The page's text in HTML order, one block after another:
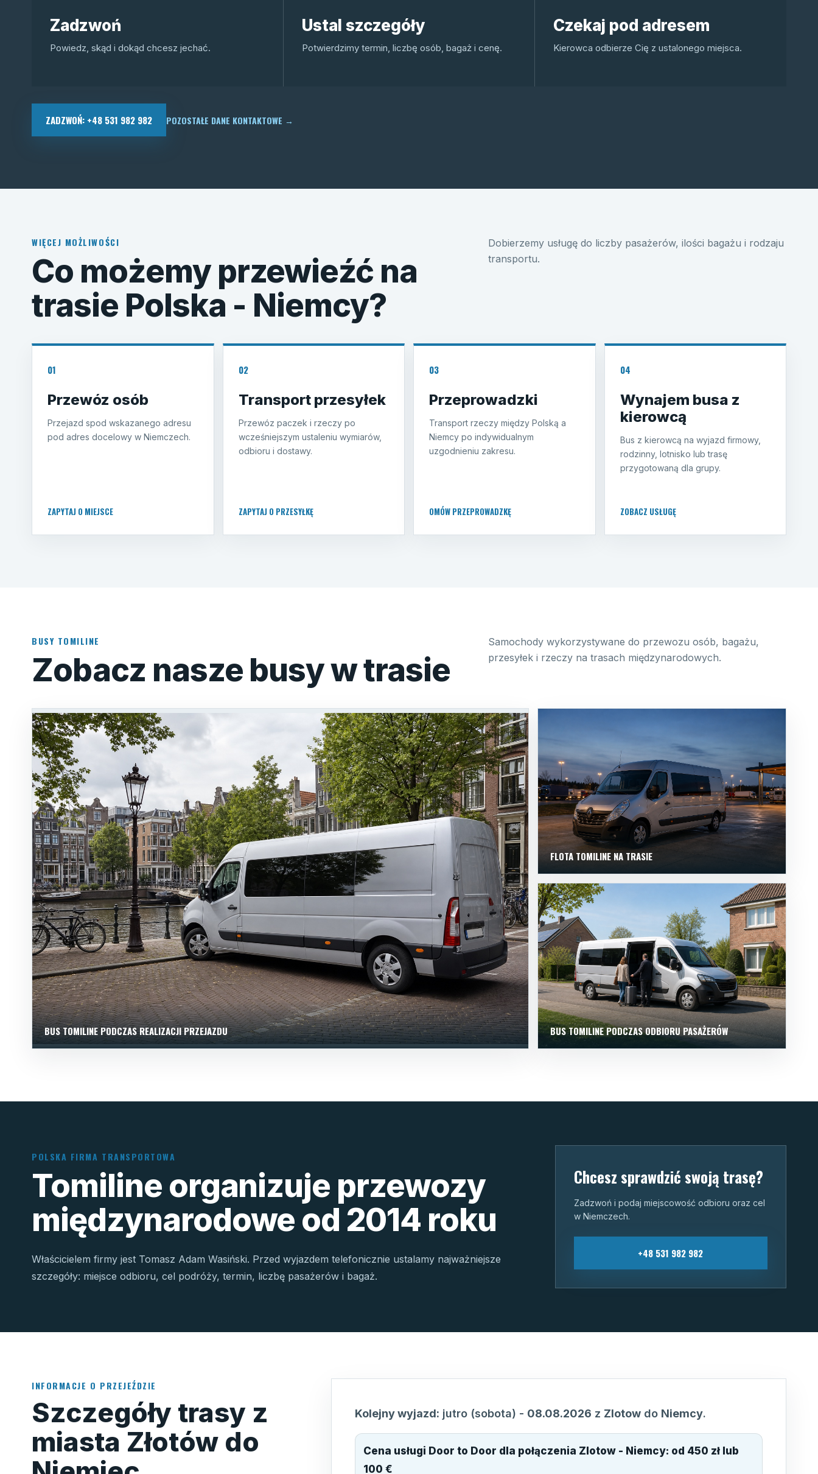
Zadzwoń
Powiedz, skąd i dokąd chcesz jechać.
Ustal szczegóły
Potwierdzimy termin, liczbę osób, bagaż i cenę.
Czekaj pod adresem
Kierowca odbierze Cię z ustalonego miejsca.
ZADZWOŃ: +48 531 982 982 POZOSTAŁE DANE KONTAKTOWE →
WIĘCEJ MOŻLIWOŚCI
Co możemy przewieźć na
trasie Polska - Niemcy?
Dobierzemy usługę do liczby pasażerów, ilości bagażu i rodzaju
transportu.
01
Przewóz osób
Przejazd spod wskazanego adresu
pod adres docelowy w Niemczech.
ZAPYTAJ O MIEJSCE
02
Transport przesyłek
Przewóz paczek i rzeczy po
wcześniejszym ustaleniu wymiarów,
odbioru i dostawy.
ZAPYTAJ O PRZESYŁKĘ
03
Przeprowadzki
Transport rzeczy między Polską a
Niemcy po indywidualnym
uzgodnieniu zakresu.
OMÓW PRZEPROWADZKĘ
04
Wynajem busa z
kierowcą
Bus z kierowcą na wyjazd firmowy,
rodzinny, lotnisko lub trasę
przygotowaną dla grupy.
ZOBACZ USŁUGĘ
BUSY TOMILINE
Zobacz nasze busy w trasie
Samochody wykorzystywane do przewozu osób, bagażu,
przesyłek i rzeczy na trasach międzynarodowych.
BUS TOMILINE PODCZAS REALIZACJI PRZEJAZDU
FLOTA TOMILINE NA TRASIE
BUS TOMILINE PODCZAS ODBIORU PASAŻERÓW
POLSKA FIRMA TRANSPORTOWA
Tomiline organizuje przewozy
międzynarodowe od 2014 roku
Właścicielem firmy jest Tomasz Adam Wasiński. Przed wyjazdem telefonicznie ustalamy najważniejsze
szczegóły: miejsce odbioru, cel podróży, termin, liczbę pasażerów i bagaż.
Chcesz sprawdzić swoją trasę?
Zadzwoń i podaj miejscowość odbioru oraz cel
w Niemczech.
+48 531 982 982
INFORMACJE O PRZEJEŹDZIE
Szczegóły trasy z
miasta Złotów do
Kolejny wyjazd: jutro (sobota) - 08.08.2026 z Zlotow do Niemcy.
Cena usługi Door to Door dla połączenia Zlotow - Niemcy: od 450 zł lub
100 €